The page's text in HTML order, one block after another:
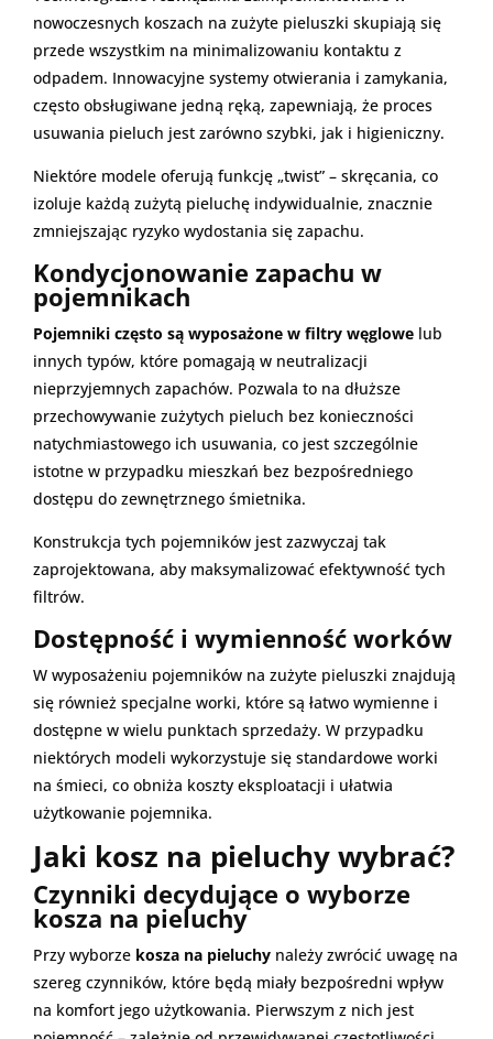
nowoczesnych koszach na zużyte pieluszki skupiają się
przede wszystkim na minimalizowaniu kontaktu z
odpadem. Innowacyjne systemy otwierania i zamykania,
często obsługiwane jedną ręką, zapewniają, że proces
usuwania pieluch jest zarówno szybki, jak i higieniczny.
Niektóre modele oferują funkcję „twist” – skręcania, co
izoluje każdą zużytą pieluchę indywidualnie, znacznie
zmniejszając ryzyko wydostania się zapachu.
Kondycjonowanie zapachu w
pojemnikach
Pojemniki często są wyposażone w filtry węglowe lub
innych typów, które pomagają w neutralizacji
nieprzyjemnych zapachów. Pozwala to na dłuższe
przechowywanie zużytych pieluch bez konieczności
natychmiastowego ich usuwania, co jest szczególnie
istotne w przypadku mieszkań bez bezpośredniego
dostępu do zewnętrznego śmietnika.
Konstrukcja tych pojemników jest zazwyczaj tak
zaprojektowana, aby maksymalizować efektywność tych
filtrów.
Dostępność i wymienność worków
W wyposażeniu pojemników na zużyte pieluszki znajdują
się również specjalne worki, które są łatwo wymienne i
dostępne w wielu punktach sprzedaży. W przypadku
niektórych modeli wykorzystuje się standardowe worki
na śmieci, co obniża koszty eksploatacji i ułatwia
użytkowanie pojemnika.
Jaki kosz na pieluchy wybrać?
Czynniki decydujące o wyborze
kosza na pieluchy
Przy wyborze kosza na pieluchy należy zwrócić uwagę na
szereg czynników, które będą miały bezpośredni wpływ
na komfort jego użytkowania. Pierwszym z nich jest